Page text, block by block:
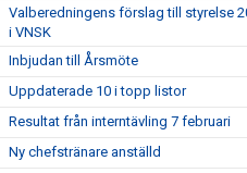
Valberedningens förslag till styrelse
i VNSK
Inbjudan till Årsmöte
Uppdaterade 10 i topp listor
Resultat från interntävling 7 februari
Ny chefstränare anställd